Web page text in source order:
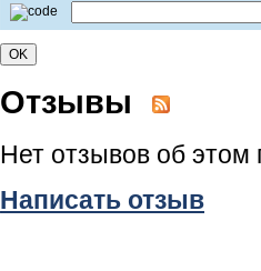
Отзывы
Нет отзывов об этом
Написать отзыв